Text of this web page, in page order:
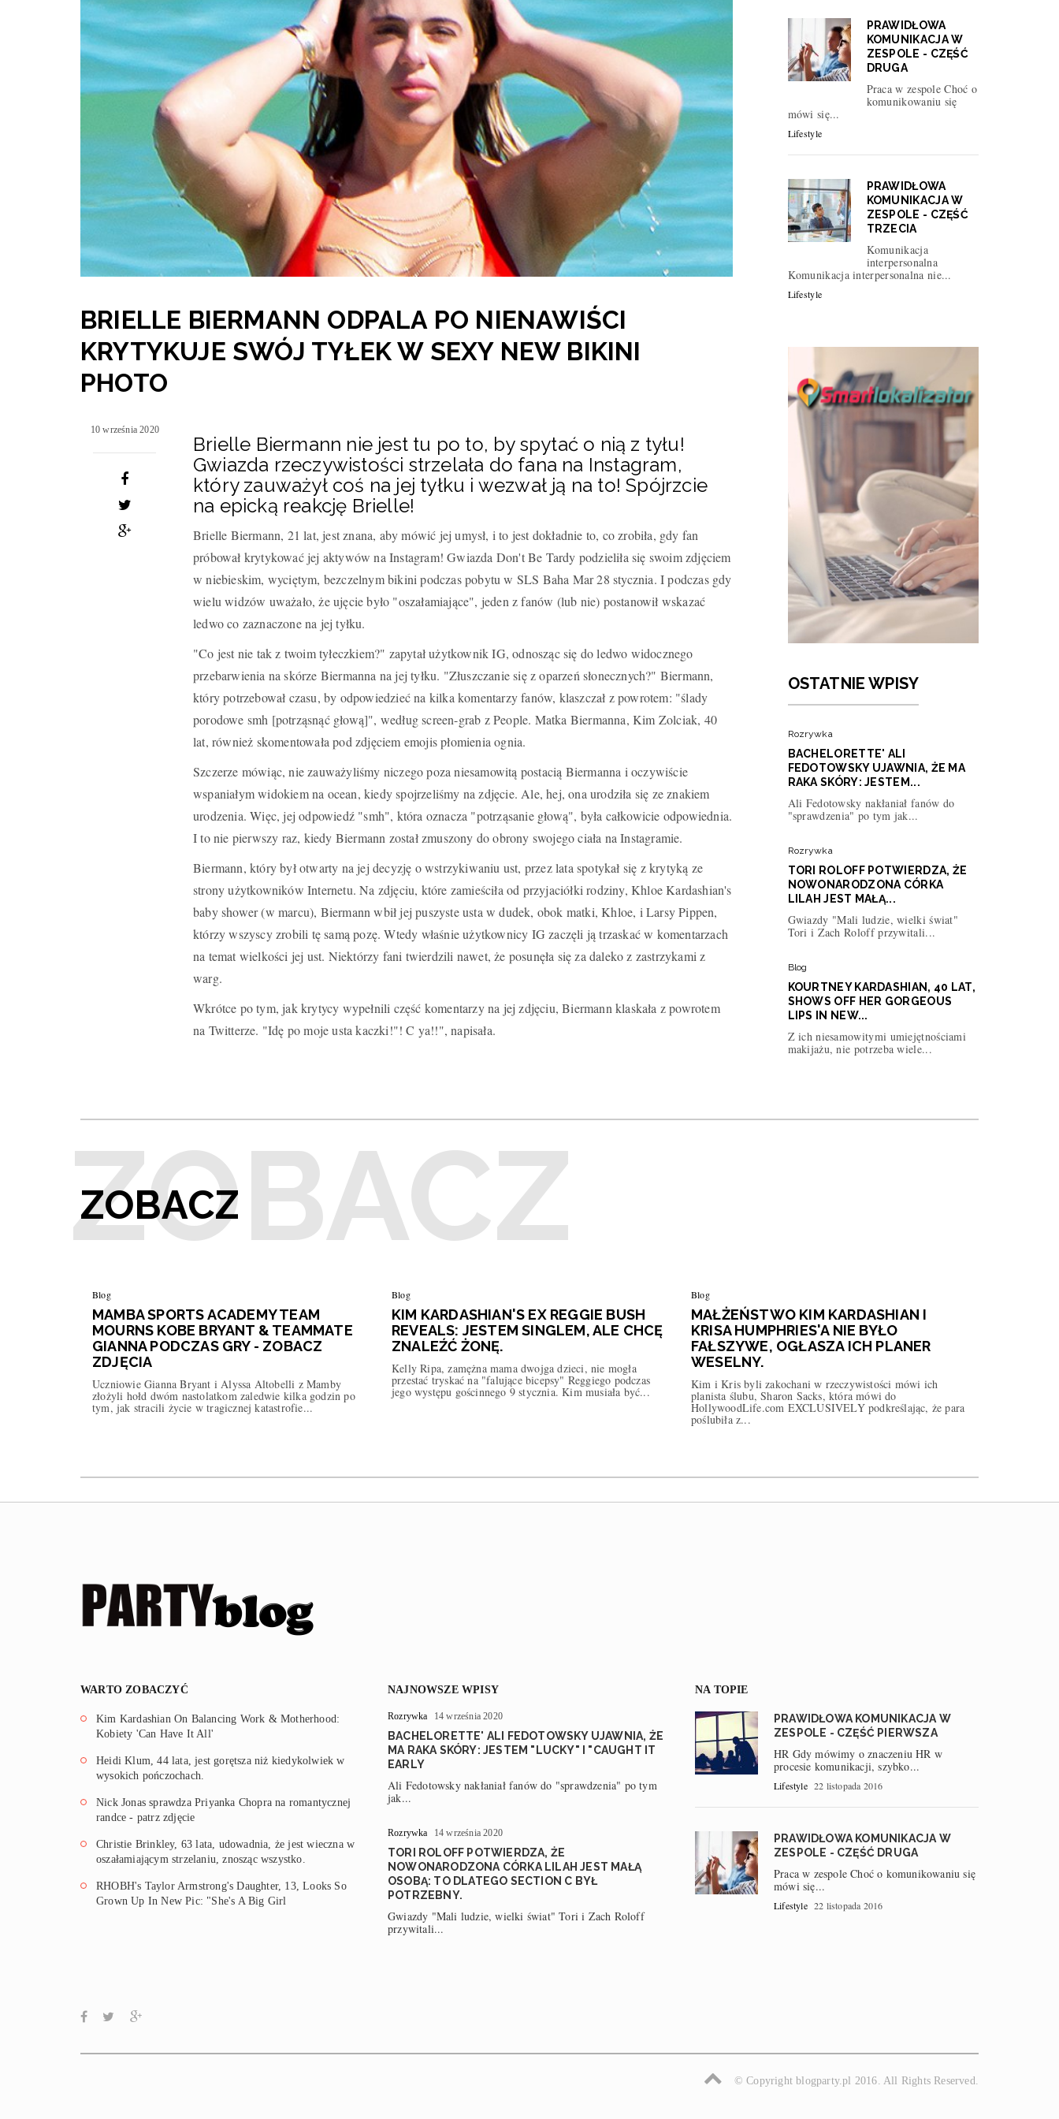
BRIELLE BIERMANN ODPALA PO NIENAWIŚCI
KRYTYKUJE SWÓJ TYŁEK W SEXY NEW BIKINI
PHOTO
10 września 2020
Brielle Biermann nie jest tu po to, by spytać o nią z tyłu!
Gwiazda rzeczywistości strzelała do fana na Instagram,
który zauważył coś na jej tyłku i wezwał ją na to! Spójrzcie
na epicką reakcję Brielle!
Brielle Biermann, 21 lat, jest znana, aby mówić jej umysł, i to jest dokładnie to, co zrobiła, gdy fan
próbował krytykować jej aktywów na Instagram! Gwiazda Don't Be Tardy podzieliła się swoim zdjęciem
w niebieskim, wyciętym, bezczelnym bikini podczas pobytu w SLS Baha Mar 28 stycznia. I podczas gdy
wielu widzów uważało, że ujęcie było "oszałamiające", jeden z fanów (lub nie) postanowił wskazać
ledwo co zaznaczone na jej tyłku.
"Co jest nie tak z twoim tyłeczkiem?" zapytał użytkownik IG, odnosząc się do ledwo widocznego
przebarwienia na skórze Biermanna na jej tyłku. "Złuszczanie się z oparzeń słonecznych?" Biermann,
który potrzebował czasu, by odpowiedzieć na kilka komentarzy fanów, klaszczał z powrotem: "ślady
porodowe smh [potrząsnąć głową]", według screen-grab z People. Matka Biermanna, Kim Zolciak, 40
lat, również skomentowała pod zdjęciem emojis płomienia ognia.
Szczerze mówiąc, nie zauważyliśmy niczego poza niesamowitą postacią Biermanna i oczywiście
wspaniałym widokiem na ocean, kiedy spojrzeliśmy na zdjęcie. Ale, hej, ona urodziła się ze znakiem
urodzenia. Więc, jej odpowiedź "smh", która oznacza "potrząsanie głową", była całkowicie odpowiednia.
I to nie pierwszy raz, kiedy Biermann został zmuszony do obrony swojego ciała na Instagramie.
Biermann, który był otwarty na jej decyzję o wstrzykiwaniu ust, przez lata spotykał się z krytyką ze
strony użytkowników Internetu. Na zdjęciu, które zamieściła od przyjaciółki rodziny, Khloe Kardashian's
baby shower (w marcu), Biermann wbił jej puszyste usta w dudek, obok matki, Khloe, i Larsy Pippen,
którzy wszyscy zrobili tę samą pozę. Wtedy właśnie użytkownicy IG zaczęli ją trzaskać w komentarzach
na temat wielkości jej ust. Niektórzy fani twierdzili nawet, że posunęła się za daleko z zastrzykami z
warg.
Wkrótce po tym, jak krytycy wypełnili część komentarzy na jej zdjęciu, Biermann klaskała z powrotem
na Twitterze. "Idę po moje usta kaczki!"! C ya!!", napisała.
PRAWIDŁOWA
KOMUNIKACJA W
ZESPOLE - CZĘŚĆ
DRUGA
Praca w zespole Choć o
komunikowaniu się
mówi się...
Lifestyle
PRAWIDŁOWA
KOMUNIKACJA W
ZESPOLE - CZĘŚĆ
TRZECIA
Komunikacja
interpersonalna
Komunikacja interpersonalna nie...
Lifestyle
OSTATNIE WPISY
Rozrywka
BACHELORETTE' ALI
FEDOTOWSKY UJAWNIA, ŻE MA
RAKA SKÓRY: JESTEM...
Ali Fedotowsky nakłaniał fanów do
"sprawdzenia" po tym jak...
Rozrywka
TORI ROLOFF POTWIERDZA, ŻE
NOWONARODZONA CÓRKA
LILAH JEST MAŁĄ...
Gwiazdy "Mali ludzie, wielki świat"
Tori i Zach Roloff przywitali...
Blog
KOURTNEY KARDASHIAN, 40 LAT,
SHOWS OFF HER GORGEOUS
LIPS IN NEW...
Z ich niesamowitymi umiejętnościami
makijażu, nie potrzeba wiele...
ZOBACZ
Blog
MAMBA SPORTS ACADEMY TEAM
MOURNS KOBE BRYANT & TEAMMATE
GIANNA PODCZAS GRY - ZOBACZ
ZDJĘCIA
Uczniowie Gianna Bryant i Alyssa Altobelli z Mamby
złożyli hołd dwóm nastolatkom zaledwie kilka godzin po
tym, jak stracili życie w tragicznej katastrofie...
Blog
KIM KARDASHIAN'S EX REGGIE BUSH
REVEALS: JESTEM SINGLEM, ALE CHCĘ
ZNALEŹĆ ŻONĘ.
Kelly Ripa, zamężna mama dwojga dzieci, nie mogła
przestać tryskać na "falujące bicepsy" Reggiego podczas
jego występu gościnnego 9 stycznia. Kim musiała być...
Blog
MAŁŻEŃSTWO KIM KARDASHIAN I
KRISA HUMPHRIES'A NIE BYŁO
FAŁSZYWE, OGŁASZA ICH PLANER
WESELNY.
Kim i Kris byli zakochani w rzeczywistości mówi ich
planista ślubu, Sharon Sacks, która mówi do
HollywoodLife.com EXCLUSIVELY podkreślając, że para
poślubiła z...
WARTO ZOBACZYĆ
Kim Kardashian On Balancing Work & Motherhood:
Kobiety 'Can Have It All'
Heidi Klum, 44 lata, jest gorętsza niż kiedykolwiek w
wysokich pończochach.
Nick Jonas sprawdza Priyanka Chopra na romantycznej
randce - patrz zdjęcie
Christie Brinkley, 63 lata, udowadnia, że jest wieczna w
oszałamiającym strzelaniu, znosząc wszystko.
RHOBH's Taylor Armstrong's Daughter, 13, Looks So
Grown Up In New Pic: "She's A Big Girl
NAJNOWSZE WPISY
Rozrywka 14 września 2020
BACHELORETTE' ALI FEDOTOWSKY UJAWNIA, ŻE
MA RAKA SKÓRY: JESTEM "LUCKY" I "CAUGHT IT
EARLY
Ali Fedotowsky nakłaniał fanów do "sprawdzenia" po tym
jak...
Rozrywka 14 września 2020
TORI ROLOFF POTWIERDZA, ŻE
NOWONARODZONA CÓRKA LILAH JEST MAŁĄ
OSOBĄ: TO DLATEGO SECTION C BYŁ
POTRZEBNY.
Gwiazdy "Mali ludzie, wielki świat" Tori i Zach Roloff
przywitali...
NA TOPIE
PRAWIDŁOWA KOMUNIKACJA W
ZESPOLE - CZĘŚĆ PIERWSZA
HR Gdy mówimy o znaczeniu HR w
procesie komunikacji, szybko...
Lifestyle 22 listopada 2016
PRAWIDŁOWA KOMUNIKACJA W
ZESPOLE - CZĘŚĆ DRUGA
Praca w zespole Choć o komunikowaniu się
mówi się...
Lifestyle 22 listopada 2016
© Copyright blogparty.pl 2016. All Rights Reserved.